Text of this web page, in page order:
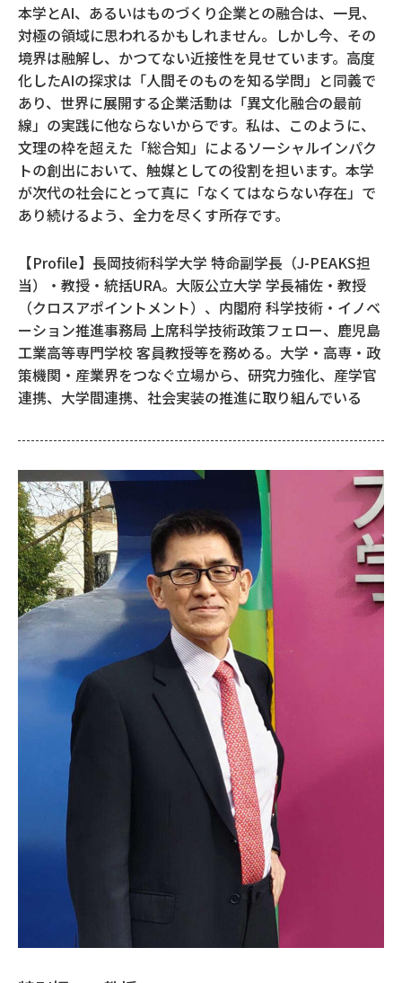
本学とAI、あるいはものづくり企業との融合は、一見、
対極の領域に思われるかもしれません。しかし今、その
境界は融解し、かつてない近接性を見せています。高度
化したAIの探求は「人間そのものを知る学問」と同義で
あり、世界に展開する企業活動は「異文化融合の最前
線」の実践に他ならないからです。私は、このように、
文理の枠を超えた「総合知」によるソーシャルインパク
トの創出において、触媒としての役割を担います。本学
が次代の社会にとって真に「なくてはならない存在」で
あり続けるよう、全力を尽くす所存です。
【Profile】長岡技術科学大学 特命副学長（J-PEAKS担
当）・教授・統括URA。大阪公立大学 学長補佐・教授
（クロスアポイントメント）、内閣府 科学技術・イノベ
ーション推進事務局 上席科学技術政策フェロー、鹿児島
工業高等専門学校 客員教授等を務める。大学・高専・政
策機関・産業界をつなぐ立場から、研究力強化、産学官
連携、大学間連携、社会実装の推進に取り組んでいる